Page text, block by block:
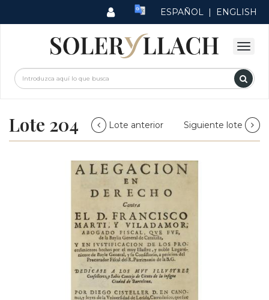
ESPAÑOL | ENGLISH
Lote 204 Lote anterior Siguiente lote